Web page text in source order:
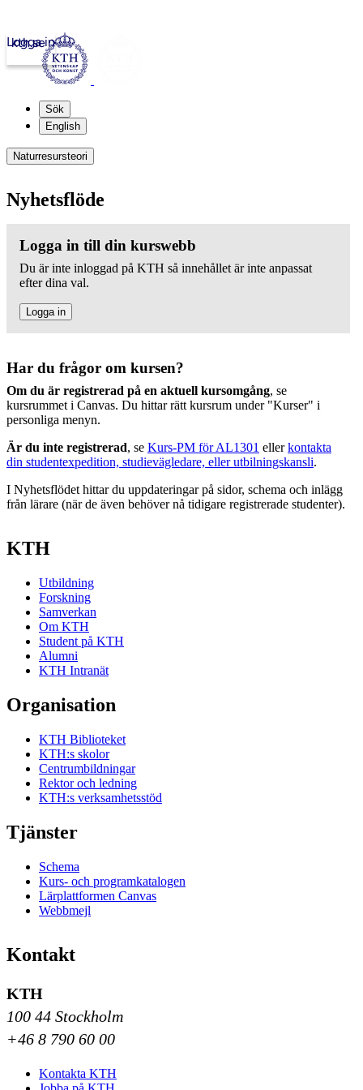
kth.se
Logga in
Sök
English
Naturresursteori
Nyhetsflöde
Logga in till din kurswebb
Du är inte inloggad på KTH så innehållet är inte anpassat
efter dina val.
Logga in
Har du frågor om kursen?
Om du är registrerad på en aktuell kursomgång, se
kursrummet i Canvas. Du hittar rätt kursrum under "Kurser" i
personliga menyn.
Är du inte registrerad, se Kurs-PM för AL1301 ellerkontakta
din studentexpedition, studievägledare, eller utbilningskansli.
I Nyhetsflödet hittar du uppdateringar på sidor, schema och inlägg
från lärare (när de även behöver nå tidigare registrerade studenter).
KTH
Utbildning
Forskning
Samverkan
Om KTH
Student på KTH
Alumni
KTH Intranät
Organisation
KTH Biblioteket
KTH:s skolor
Centrumbildningar
Rektor och ledning
KTH:s verksamhetsstöd
Tjänster
Schema
Kurs- och programkatalogen
Lärplattformen Canvas
Webbmejl
Kontakt
KTH
100 44 Stockholm
+46 8 790 60 00
Kontakta KTH